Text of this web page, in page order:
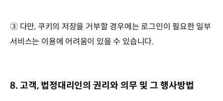
③ 다만, 쿠키의 저장을 거부할 경우에는 로그인이 필요한 일부
서비스는 이용에 어려움이 있을 수 있습니다.
8. 고객, 법정대리인의 권리와 의무 및 그 행사방법